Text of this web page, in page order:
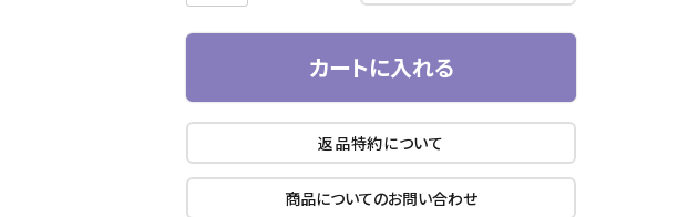
カートに入れる
返品特約について
商品についてのお問い合わせ